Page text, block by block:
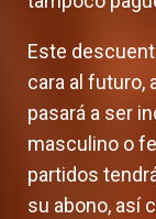
Este
cara al futuro,
pasará a ser
masculino o
partidos
su abono, así